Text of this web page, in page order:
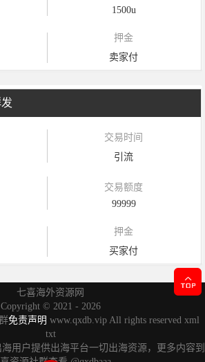
1500u
押金
卖家付
交易时间
引流
交易额度
99999
押金
买家付
七喜海外资源网
Copyright © 2021 - 2026
免责声明 www.qxdb.vip All rights reserved xml
txt
用户提供出海平台一切出海资源，更多内容到